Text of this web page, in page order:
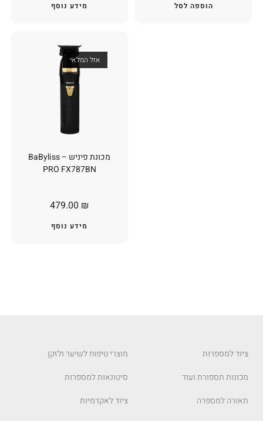
מידע נוסף הוספה לסל
אזל המלאי
מכונת פיניש – BaByliss
PRO FX787BN
479.00 ₪
מידע נוסף
ציוד למספרות
מכונות תספורת ועוד
תאורה למספרה
מוצרי טיפוח לשיער ולזקן
סיטונאות למספרות
ציוד לאקדמיות